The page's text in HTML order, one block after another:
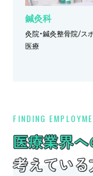
鍼灸科
灸院・鍼灸整骨院/
医療
FINDING
医療業界
考えている